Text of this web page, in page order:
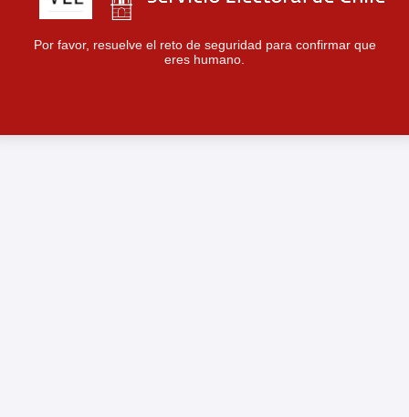
Por favor, resuelve el reto de seguridad para confirmar que
eres humano.